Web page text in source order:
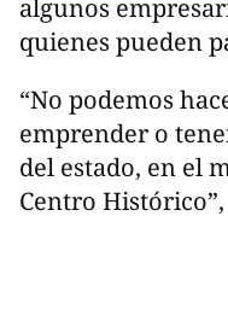
algunos
quienes pueden
“No podemos
emprender o
del estado, en el
Centro